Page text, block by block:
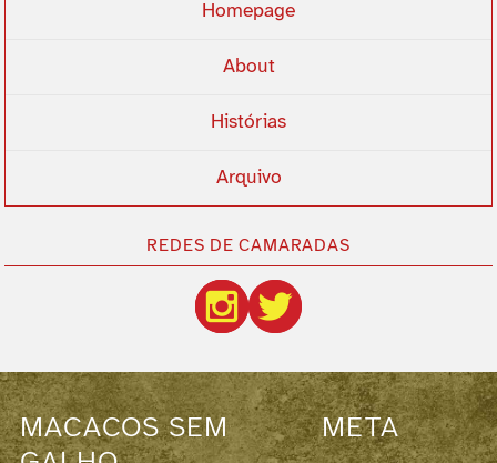
Homepage
About
Histórias
Arquivo
REDES DE CAMARADAS
MACACOS SEM
META